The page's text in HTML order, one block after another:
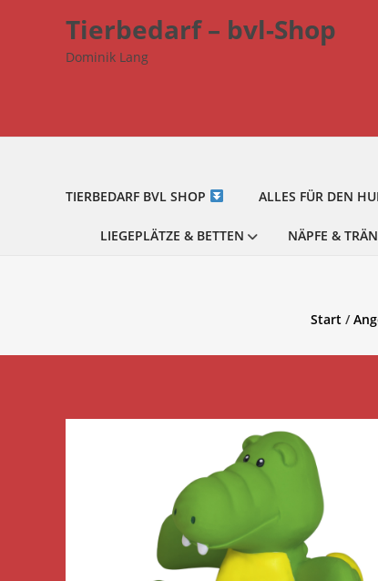
Tierbedarf – bvl-Shop
Dominik Lang
TIERBEDARF BVL SHOP ALLES FÜR DEN
LIEGEPLÄTZE & BETTEN NÄPFE &
Start/